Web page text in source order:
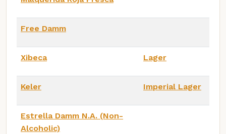
Free Damm
Xibeca Lager
Keler Imperial Lager
Estrella Damm N.A. (Non-
Alcoholic)